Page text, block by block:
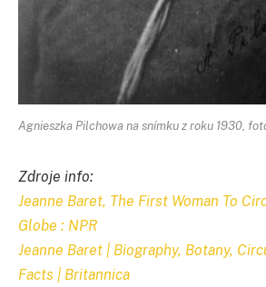
Agnieszka Pilchowa na snímku z roku 1930,
Zdroje info:
Jeanne Baret, The First Woman To
Globe : NPR
Jeanne Baret | Biography, Botany,
Facts | Britannica